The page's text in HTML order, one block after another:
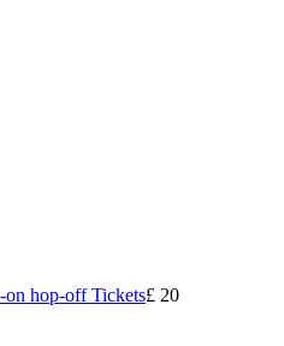
on hop-off Tickets£ 20